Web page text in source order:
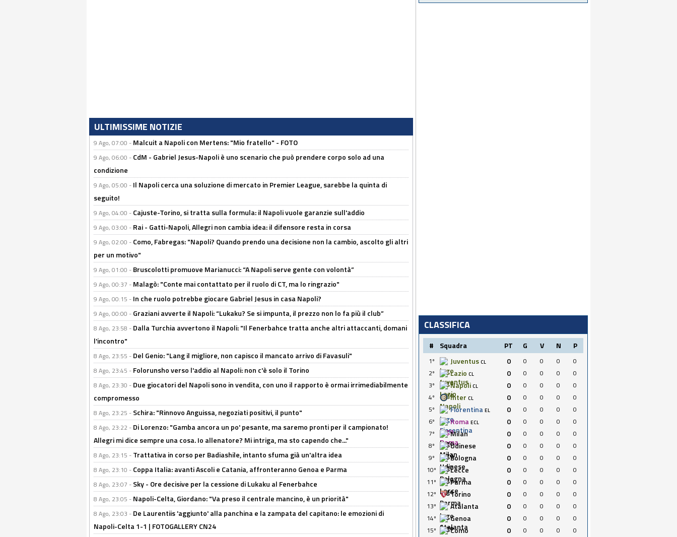
ULTIMISSIME NOTIZIE
9 Ago, 07:00 - Malcuit a Napoli con Mertens: "Mio fratello" - FOTO
9 Ago, 06:00 - CdM - Gabriel Jesus-Napoli è uno scenario che può prendere corpo solo ad una
condizione
9 Ago, 05:00 - Il Napoli cerca una soluzione di mercato in Premier League, sarebbe la quinta di
seguito!
9 Ago, 04:00 - Cajuste-Torino, si tratta sulla formula: il Napoli vuole garanzie sull'addio
9 Ago, 03:00 - Rai - Gatti-Napoli, Allegri non cambia idea: il difensore resta in corsa
9 Ago, 02:00 - Como, Fabregas: "Napoli? Quando prendo una decisione non la cambio, ascolto gli altri
per un motivo"
9 Ago, 01:00 - Bruscolotti promuove Marianucci: “A Napoli serve gente con volontà”
9 Ago, 00:37 - Malagò: "Conte mai contattato per il ruolo di CT, ma lo ringrazio"
9 Ago, 00:15 - In che ruolo potrebbe giocare Gabriel Jesus in casa Napoli?
9 Ago, 00:00 - Graziani avverte il Napoli: “Lukaku? Se si impunta, il prezzo non lo fa più il club”
8 Ago, 23:58 - Dalla Turchia avvertono il Napoli: "Il Fenerbahce tratta anche altri attaccanti, domani
l'incontro"
8 Ago, 23:55 - Del Genio: "Lang il migliore, non capisco il mancato arrivo di Favasuli"
8 Ago, 23:45 - Folorunsho verso l'addio al Napoli: non c'è solo il Torino
8 Ago, 23:30 - Due giocatori del Napoli sono in vendita, con uno il rapporto è ormai irrimediabilmente
compromesso
8 Ago, 23:25 - Schira: "Rinnovo Anguissa, negoziati positivi, il punto"
8 Ago, 23:22 - Di Lorenzo: "Gamba ancora un po' pesante, ma saremo pronti per il campionato!
Allegri mi dice sempre una cosa. Io allenatore? Mi intriga, ma sto capendo che..."
8 Ago, 23:15 - Trattativa in corso per Badiashile, intanto sfuma già un'altra idea
8 Ago, 23:10 - Coppa Italia: avanti Ascoli e Catania, affronteranno Genoa e Parma
8 Ago, 23:07 - Sky - Ore decisive per la cessione di Lukaku al Fenerbahce
8 Ago, 23:05 - Napoli-Celta, Giordano: "Va preso il centrale mancino, è un priorità"
8 Ago, 23:03 - De Laurentiis 'aggiunto' alla panchina e la zampata del capitano: le emozioni di
Napoli-Celta 1-1 | FOTOGALLERY CN24
CLASSIFICA
# Squadra PT G V N P
1º Juventus CL 0 0 0 0
0
2º
Lazio CL 0 0 0 0
0
3º
Napoli CL 0 0 0 0
0
4º
Inter CL 0 0 0 0
0
5º
Fiorentina EL 0 0 0 0
0
6º
Roma ECL 0 0 0 0
0
7º
Milan 0 0 0 0
0
8º
Udinese 0 0 0 0
0
9º
Bologna 0 0 0 0
0
10º
Lecce 0 0 0 0
0
11º
Parma 0 0 0 0
0
12º
Torino 0 0 0 0
0
13º
Atalanta 0 0 0 0
0
14º
Genoa 0 0 0 0
0
15º
Como 0 0 0 0 0